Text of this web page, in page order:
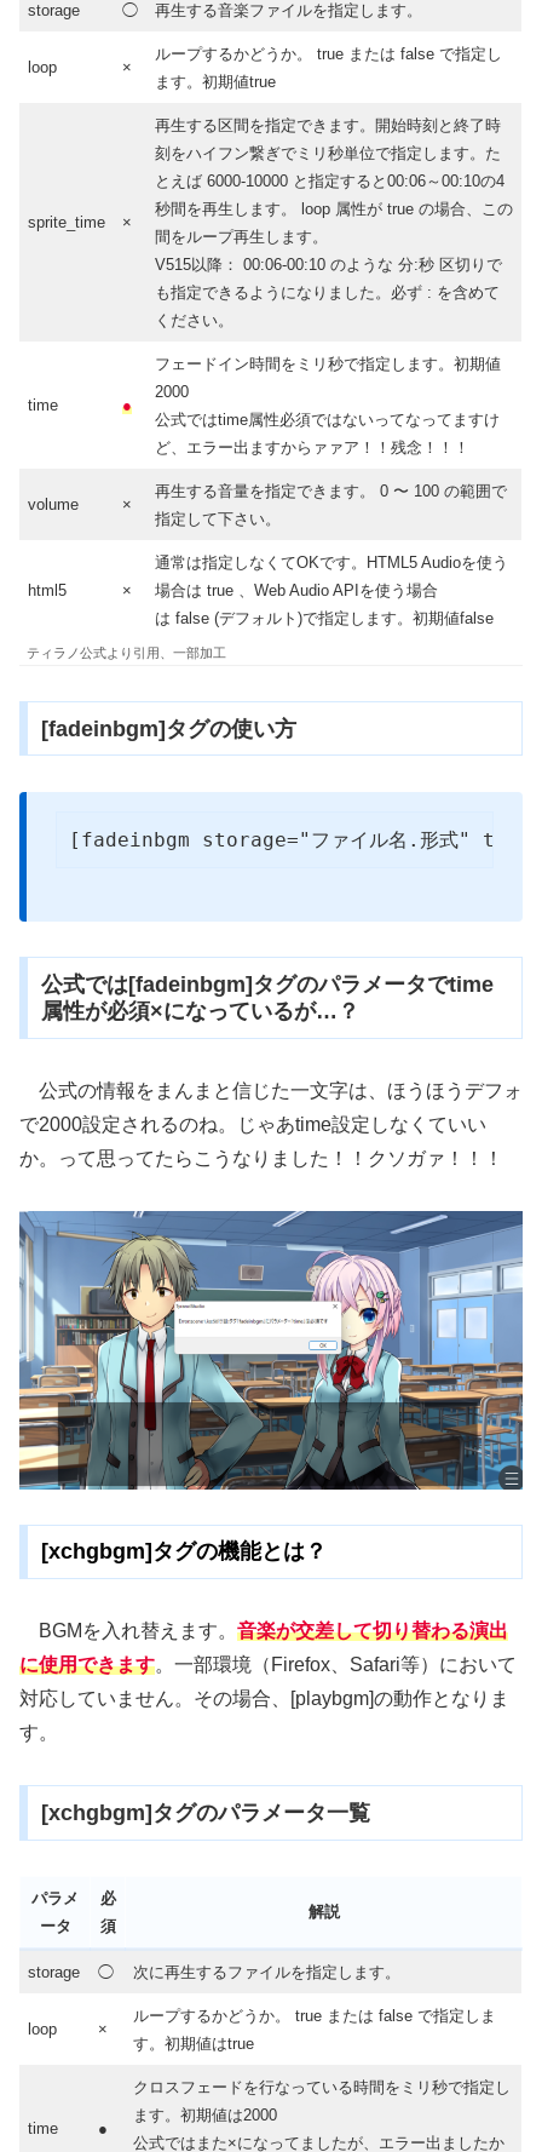
storage ◯ 再生する音楽ファイルを指定します。
loop ×
ループするかどうか。 true または false で指定し
ます。初期値true
sprite_time ×
再生する区間を指定できます。開始時刻と終了時
刻をハイフン繋ぎでミリ秒単位で指定します。た
とえば 6000-10000 と指定すると00:06～00:10の4
秒間を再生します。 loop 属性が true の場合、この
間をループ再生します。
V515以降： 00:06-00:10 のような 分:秒 区切りで
も指定できるようになりました。必ず : を含めて
ください。
time ●
フェードイン時間をミリ秒で指定します。初期値
2000
公式ではtime属性必須ではないってなってますけ
ど、エラー出ますからァァア！！残念！！！
volume ×
再生する音量を指定できます。 0 〜 100 の範囲で
指定して下さい。
html5 ×
通常は指定しなくてOKです。HTML5 Audioを使う
場合は true 、Web Audio APIを使う場合
は false (デフォルト)で指定します。初期値false
ティラノ公式より引用、一部加工
[fadeinbgm]タグの使い方
[fadeinbgm storage="ファイル名.形式"
公式では[fadeinbgm]タグのパラメータでtime
属性が必須×になっているが…？
公式の情報をまんまと信じた一文字は、ほうほうデフォ
で2000設定されるのね。じゃあtime設定しなくていい
か。って思ってたらこうなりました！！クソガァ！！！
[xchgbgm]タグの機能とは？
BGMを入れ替えます。 音楽が交差して切り替わる演出
に使用できます。一部環境（Firefox、Safari等）において
対応していません。その場合、[playbgm]の動作となりま
す。
[xchgbgm]タグのパラメータ一覧
パラメ
ータ
必
須
解説
storage ◯ 次に再生するファイルを指定します。
loop ×
ループするかどうか。 true または false で指定しま
す。初期値はtrue
time ●
クロスフェードを行なっている時間をミリ秒で指定し
ます。初期値は2000
公式ではまた×になってましたが、エラー出ましたか